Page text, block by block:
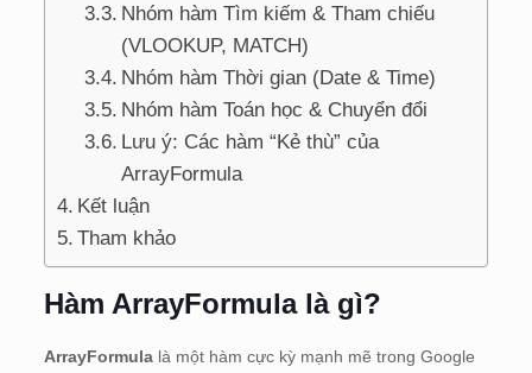
Nhóm hàm Tìm kiếm & Tham chiếu
(VLOOKUP, MATCH)
Nhóm hàm Thời gian (Date & Time)
Nhóm hàm Toán học & Chuyển đổi
Lưu ý: Các hàm “Kẻ thù” của
ArrayFormula
Kết luận
Tham khảo
Hàm ArrayFormula là gì?
ArrayFormulalà một hàm cực kỳ mạnh mẽ trong Google